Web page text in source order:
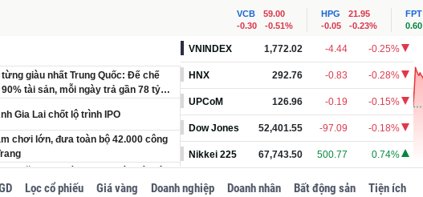
VCB
59.00
-0.30
-0.51%
HPG
21.95
-0.05
-0.23%
FPT
0.60
giàu nhất Trung Quốc: Đế chế
tài sản, mỗi ngày trả gần 78 tỷ
Gia Lai chốt lộ trình IPO
chơi lớn, đưa toàn bộ 42.000 công
đặt cược vào đồng Nhân dân tệ,
có
VNINDEX 1,772.02 -4.44 -0.25%
HNX 292.76 -0.83 -0.28%
UPCoM 126.96 -0.19 -0.15%
Dow Jones 52,401.55 -97.09 -0.18%
Nikkei 225 67,743.50 500.77 0.74%
Lọc cổ phiếu Giá vàng Doanh nghiệp Doanh nhân Bất động sản Tiện ích